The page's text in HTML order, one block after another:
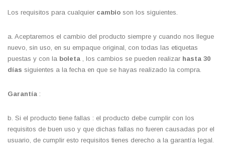
Los requisitos para cualquier cambio son los siguientes.
a. Aceptaremos el cambio del producto siempre y cuando nos llegue
nuevo, sin uso, en su empaque original, con todas las etiquetas
puestas y con la boleta , los cambios se pueden realizar hasta 30
días siguientes a la fecha en que se hayas realizado la compra.
Garantía :
b. Si el producto tiene fallas : el producto debe cumplir con los
requisitos de buen uso y que dichas fallas no fueren causadas por el
usuario, de cumplir esto requisitos tienes derecho a la garantía legal.